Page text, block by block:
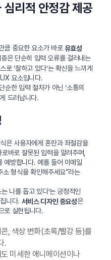
리적 안정감 제공
큼 중요한 요소가 바로유효성
은 단순히 입력 오류를 걸러내는
‘잘하고 있다’는 확신을 느끼게
요소입니다.
순한 입력 절차가 아닌 ‘소통의
드러납니다.
은 사용자에게 혼란과 좌절감을
바로 잘못된 입력을 알려주며,
예방합니다. 예를 들어 이메일
형식을 확인해주세요”라는
나를 돕고 있다’는 긍정적인
니다. 서비스 디자인 중요성은
로 실현됩니다.
, 색상 변화(초록/빨강 등)를
.
미세한 애니메이션이나